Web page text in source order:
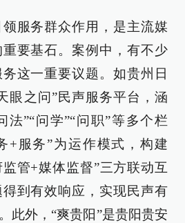
服务群众作用，是主流媒
要基石。案例中，有不少
这一重要议题。如贵州日
眼之问”民声服务平台，涵
法”“问学”“问职”等多个栏
+服务”为运作模式，构建
管+媒体监督”三方联动互
到有效响应，实现民声有
此外，“爽贵阳”是贵阳贵安